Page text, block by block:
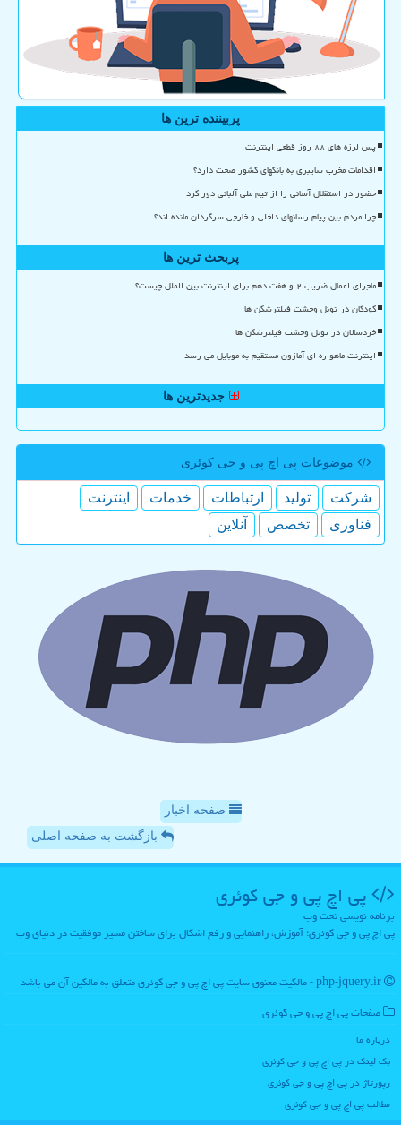
پربیننده ترین ها
پس لرزه های ۸۸ روز قطعی اینترنت
اقدامات مخرب سایبری به بانکهای کشور صحت دارد؟
حضور در استقلال آسانی را از تیم ملی آلبانی دور کرد
چرا مردم بین پیام رسانهای داخلی و خارجی سرگردان مانده اند؟
پربحث ترین ها
ماجرای اعمال ضریب ۲ و هفت دهم برای اینترنت بین الملل چیست؟
کودکان در تونل وحشت فیلترشکن ها
خردسالان در تونل وحشت فیلترشکن ها
اینترنت ماهواره ای آمازون مستقیم به موبایل می رسد
جدیدترین ها
موضوعات پی اچ پی و جی كوئری
شركت تولید ارتباطات خدمات
اینترنت
فناوری
تخصص آنلاین
صفحه اخبار
بازگشت به صفحه اصلی
پی اچ پی و جی كوئری
برنامه نویسی تحت وب
پی اچ پی و جی کوئری؛ آموزش، راهنمایی و رفع اشکال برای ساختن مسیر موفقیت در دنیای وب
صفحات پی اچ پی و جی كوئری
درباره ما
بک لینک در پی اچ پی و جی كوئری
رپورتاژ در پی اچ پی و جی كوئری
مطالب پی اچ پی و جی كوئری